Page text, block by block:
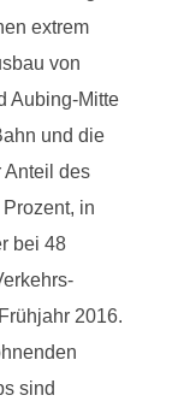
extrem
von
Aubing-Mitte
und die
Anteil des
in
bei 48
2016.
sind